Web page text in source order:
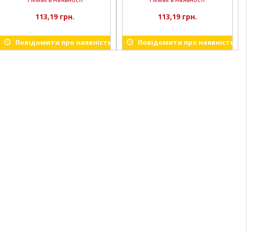
113,19 грн.
Повідомити про наявність
113,19 грн.
Повідомити про наявність